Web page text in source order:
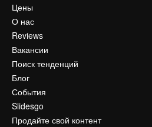
Цены
О нас
Reviews
Вакансии
Поиск тенденций
Блог
События
Slidesgo
Продайте свой контент